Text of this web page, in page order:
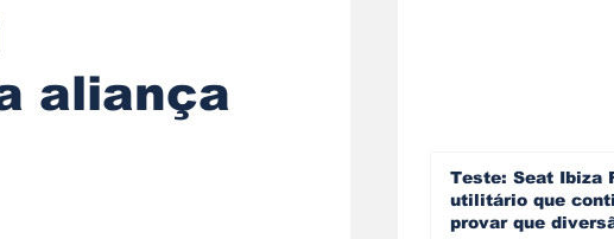
Tecnologia
aliança
Teste: Seat Ibiza
utilitário que
provar que